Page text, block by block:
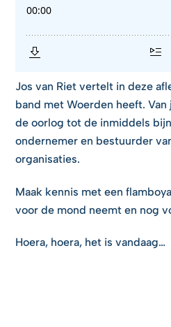
Jos van Riet vertelt in deze
band met Woerden heeft.
de oorlog tot de inmiddels
ondernemer en bestuurder
organisaties.
Maak kennis met een
voor de mond neemt en nog
Hoera, hoera, het is vandaag…